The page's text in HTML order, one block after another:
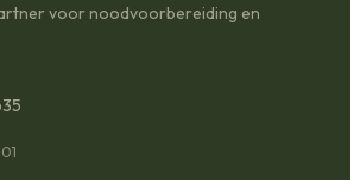
voor noodvoorbereiding en